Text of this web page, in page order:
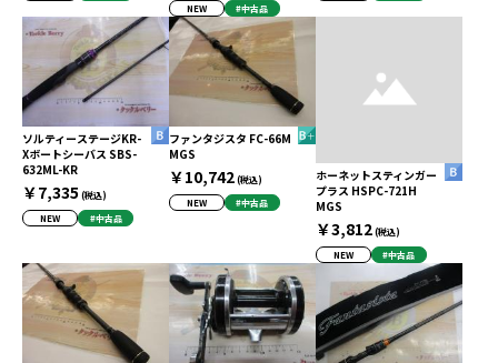
NEW
#中古品
ソルティーステージKR-
Xボートシーバス SBS-
632ML-KR
￥7,335 (税込)
NEW
#中古品
ファンタジスタ FC-66M
MGS
￥10,742(税込)
NEW
#中古品
ホーネットスティンガー
プラス HSPC-721H
MGS
￥3,812(税込)
NEW
#中古品